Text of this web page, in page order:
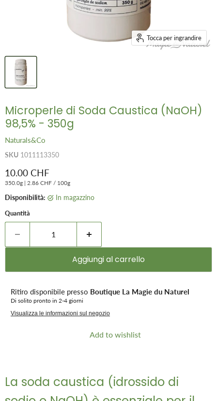
Tocca per ingrandire
Microperle di Soda Caustica (NaOH)
98,5% - 350g
Naturals&Co
SKU 1011113350
Prezzo attuale
10.00 CHF
350.0g | 2.86 CHF / 100g
Disponibilità: in magazzino
Quantità
Aggiungi al carrello
Ritiro disponibile presso Boutique La Magie du Naturel
Di solito pronto in 2-4 giorni
Visualizza le informazioni sul negozio
Add to wishlist
La soda caustica (idrossido di